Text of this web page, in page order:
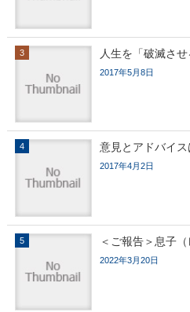
人生を「破滅さ
2017年5月8日
意見とアドバイス
2017年4月2日
＜ご報告＞息子
2022年3月20日